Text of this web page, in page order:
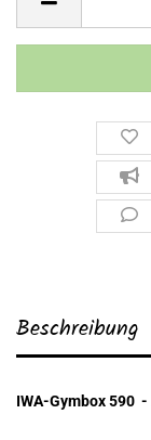
Beschreibung
IWA-Gymbox 590 -